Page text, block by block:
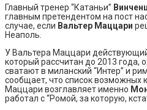
Главный тренер “Катаньи”
главным претендентом на пост
случае, если Вальтер Маццари
Неаполь.
У Вальтера Маццари действующий
который рассчитан до 2013 года,
сватают в миланский “Интер” и
сообщает, что список возможных
Маццари возглавляет именно
работал с “Ромой, за которую,